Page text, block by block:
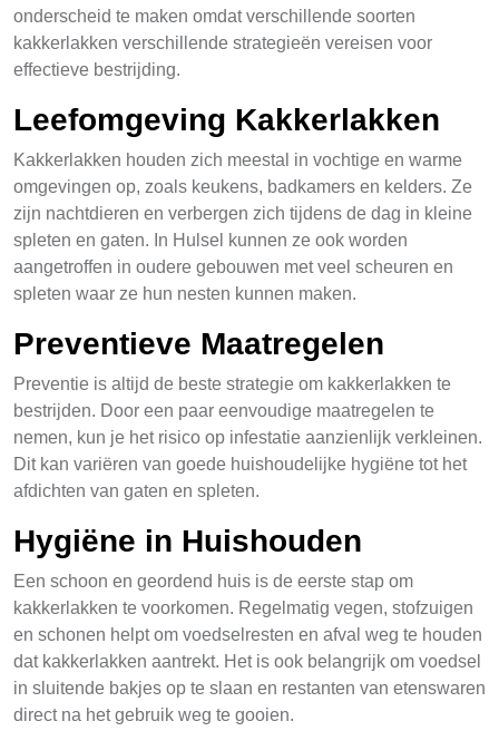
onderscheid te maken omdat verschillende soorten
kakkerlakken verschillende strategieën vereisen voor
effectieve bestrijding.
Leefomgeving Kakkerlakken
Kakkerlakken houden zich meestal in vochtige en warme
omgevingen op, zoals keukens, badkamers en kelders. Ze
zijn nachtdieren en verbergen zich tijdens de dag in kleine
spleten en gaten. In Hulsel kunnen ze ook worden
aangetroffen in oudere gebouwen met veel scheuren en
spleten waar ze hun nesten kunnen maken.
Preventieve Maatregelen
Preventie is altijd de beste strategie om kakkerlakken te
bestrijden. Door een paar eenvoudige maatregelen te
nemen, kun je het risico op infestatie aanzienlijk verkleinen.
Dit kan variëren van goede huishoudelijke hygiëne tot het
afdichten van gaten en spleten.
Hygiëne in Huishouden
Een schoon en geordend huis is de eerste stap om
kakkerlakken te voorkomen. Regelmatig vegen, stofzuigen
en schonen helpt om voedselresten en afval weg te houden
dat kakkerlakken aantrekt. Het is ook belangrijk om voedsel
in sluitende bakjes op te slaan en restanten van etenswaren
direct na het gebruik weg te gooien.